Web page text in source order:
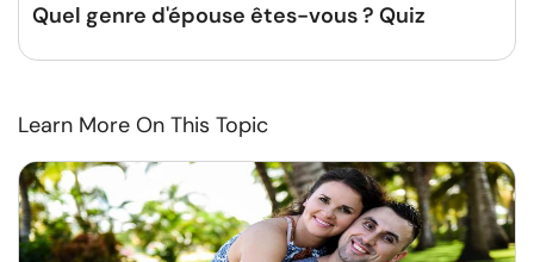
Quel genre d'épouse êtes-vous ? Quiz
Learn More On This Topic